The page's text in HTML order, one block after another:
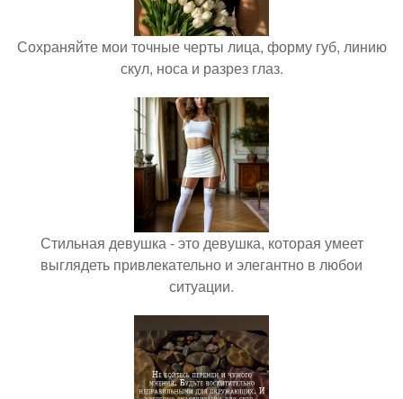
Сохраняйте мои точные черты лица, форму губ, линию
скул, носа и разрез глаз.
Стильная девушка - это девушка, которая умеет
выглядеть привлекательно и элегантно в любои
ситуации.